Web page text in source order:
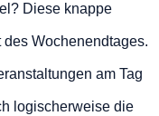
Diese knappe
Wochenendtages.
am Tag
logischerweise die